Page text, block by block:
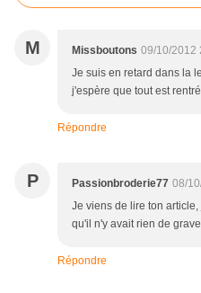
M Missboutons 09/10/2012
Je suis en retard dans la
j'espère que tout est
Répondre
P Passionbroderie77 08/
Je viens de lire ton
qu'il n'y avait rien de
Répondre